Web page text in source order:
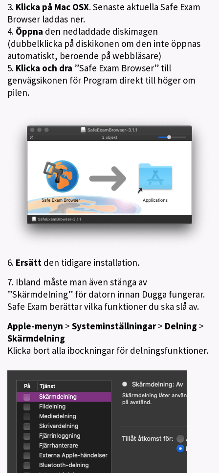
3. Klicka på Mac OSX. Senaste aktuella Safe Exam
Browser laddas ner.
4. Öppna den nedladdade diskimagen
(dubbelklicka på diskikonen om den inte öppnas
automatiskt, beroende på webbläsare)
5. Klicka och dra ”Safe Exam Browser” till
genvägsikonen för Program direkt till höger om
pilen.
6. Ersätt den tidigare installation.
7. Ibland måste man även stänga av
”Skärmdelning” för datorn innan Dugga fungerar.
Safe Exam berättar vilka funktioner du ska slå av.
Apple-menyn > Systeminställningar> Delning >
Skärmdelning
Klicka bort alla ibockningar för delningsfunktioner.